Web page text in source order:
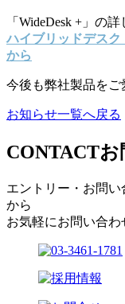
「WideDesk +」の
ハイブリッドデスク
から
今後も弊社製品をご
お知らせ一覧へ戻る
CONTACTお
エントリー・お問
から
お気軽にお問い合わ